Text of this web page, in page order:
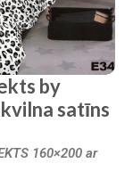
by
satīns
160×200 ar